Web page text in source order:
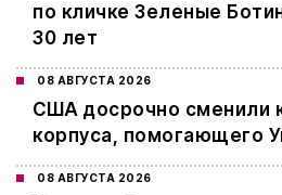
по кличке Зеленые
30 лет
08 АВГУСТА 2026
США досрочно сменили
корпуса, помогающего
08 АВГУСТА 2026